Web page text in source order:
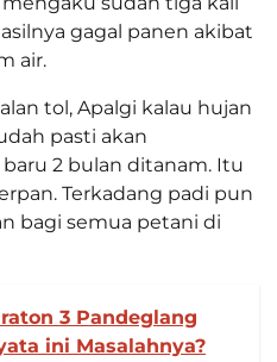
gagal panen akibat
air.
tol, Apalgi kalau hujan
pasti akan
2 bulan ditanam. Itu
Terkadang padi pun
bagi semua petani di
3 Pandeglang
ini Masalahnya?